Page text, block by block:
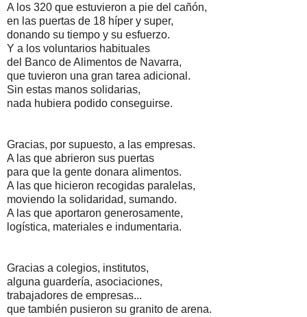
A los 320 que estuvieron a pie del cañón,
en las puertas de 18 híper y super,
donando su tiempo y su esfuerzo.
Y a los voluntarios habituales
del Banco de Alimentos de Navarra,
que tuvieron una gran tarea adicional.
Sin estas manos solidarias,
nada hubiera podido conseguirse.
Gracias, por supuesto, a las empresas.
A las que abrieron sus puertas
para que la gente donara alimentos.
A las que hicieron recogidas paralelas,
moviendo la solidaridad, sumando.
A las que aportaron generosamente,
logística, materiales e indumentaria.
Gracias a colegios, institutos,
alguna guardería, asociaciones,
trabajadores de empresas...
que también pusieron su granito de arena.